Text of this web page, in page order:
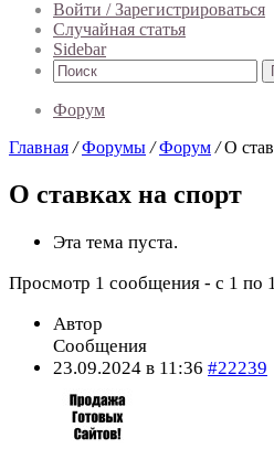
Войти / Зарегистрироваться
Случайная статья
Sidebar
Форум
Главная / Форумы / Форум / О
О ставках на спорт
Эта тема пуста.
Просмотр 1 сообщения - с 1 по
Автор
Сообщения
23.09.2024 в 11:36 #22239